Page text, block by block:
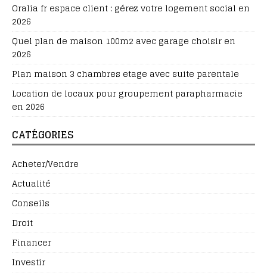
Oralia fr espace client : gérez votre logement social en
2026
Quel plan de maison 100m2 avec garage choisir en
2026
Plan maison 3 chambres etage avec suite parentale
Location de locaux pour groupement parapharmacie
en 2026
CATÉGORIES
Acheter/Vendre
Actualité
Conseils
Droit
Financer
Investir